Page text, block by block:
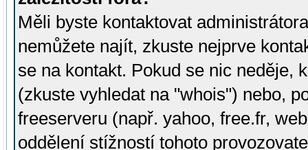
Měli byste kontaktovat
nemůžete najít, zkuste nejprve
se na kontakt. Pokud se nic neděje,
(zkuste vyhledat na "whois") nebo,
freeserveru (např. yahoo, free.fr,
oddělení stížností tohoto